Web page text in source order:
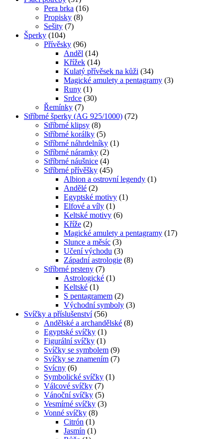
Pera brka (16)
Propisky (8)
Sešity (7)
Šperky (104)
Přívěsky (96)
Anděl (14)
Křížek (14)
Kulatý přívěsek na kůži (34)
Magické amulety a pentagramy (3)
Runy (1)
Srdce (30)
Řemínky (7)
Stříbrné šperky (AG 925/1000) (72)
Stříbrné klipsy (8)
Stříbrné korálky (5)
Stříbrné náhrdelníky (1)
Stříbrné náramky (2)
Stříbrné náušnice (4)
Stříbrné přívěšky (45)
Albion a ostrovní legendy (1)
Andělé (2)
Egyptské motivy (1)
Elfové a víly (1)
Keltské motivy (6)
Kříže (2)
Magické amulety a pentagramy (17)
Slunce a měsíc (3)
Učení východu (3)
Západní astrologie (8)
Stříbrné prsteny (7)
Astrologické (1)
Keltské (1)
S pentagramem (2)
Východní symboly (3)
Svíčky a příslušenství (56)
Andělské a archandělské (8)
Egyptské svíčky (1)
Figurální svíčky (1)
Svíčky se symbolem (9)
Svíčky se znamením (7)
Svícny (6)
Symbolické svíčky (1)
Válcové svíčky (7)
Vánoční svíčky (5)
Vesmírné svíčky (3)
Vonné svíčky (8)
Citrón (1)
Jasmín (1)